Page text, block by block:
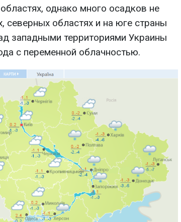
однако много осадков не
северных областях и на юге страны
западными территориями Украины
с переменной облачностью.